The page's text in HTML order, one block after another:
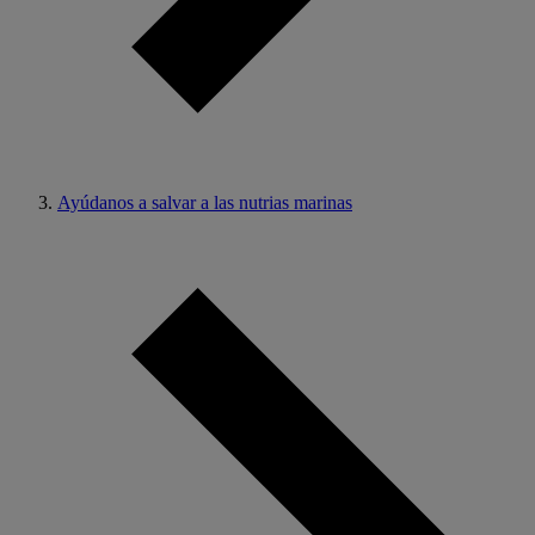
Ayúdanos a salvar a las nutrias marinas